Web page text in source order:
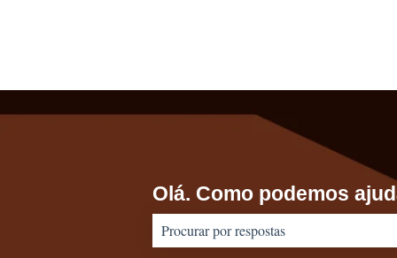
Olá. Como podemos